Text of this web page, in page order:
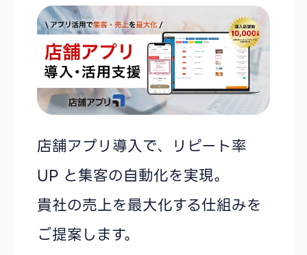
店舗アプリ導入で、リピート率
UP と集客の自動化を実現。
貴社の売上を最大化する仕組みを
ご提案します。